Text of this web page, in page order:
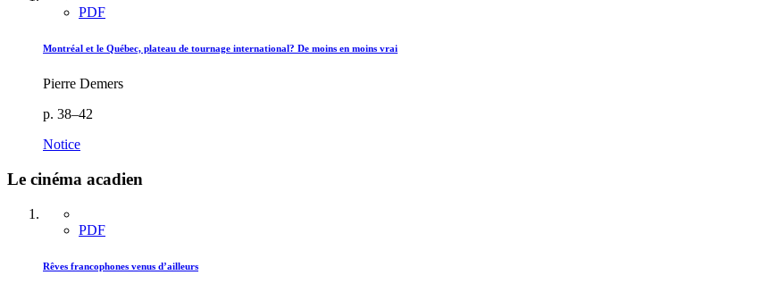
PDF
Montréal et le Québec, plateau de tournage international? De moins en moins vrai
Pierre Demers
p. 38–42
Notice
Le cinéma acadien
PDF
Rêves francophones venus d’ailleurs